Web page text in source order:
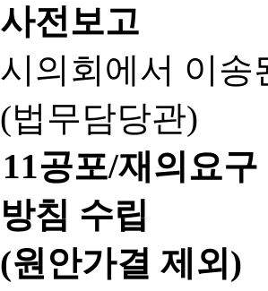
사전보고
시의회에서 이송
(법무담당관)
11공포/재의요구
방침 수립
(원안가결 제외)